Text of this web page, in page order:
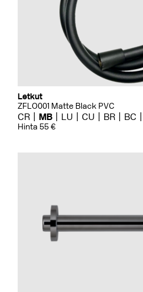
Letkut
ZFLO001 Matte Black PVC
CR MB LU CU BR BC
Hinta 55 €